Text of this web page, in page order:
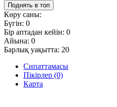
Поднять в топ
Көру саны:
Бүгін: 0
Бір аптадан кейін: 0
Айына: 0
Барлық уақытта: 20
Сипаттамасы
Пікірлер (0)
Карта